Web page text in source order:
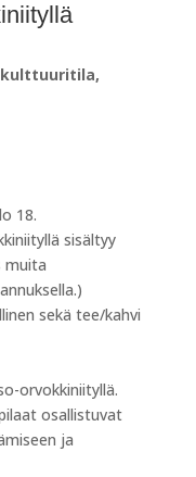
18.
sisältyy
muita
sekä tee/kahvi
orvokkiniityllä.
osallistuvat
ja